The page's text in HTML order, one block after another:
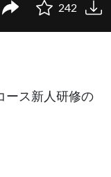
242
ース新人研修の